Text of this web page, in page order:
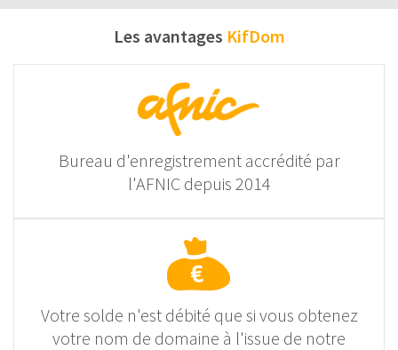
Les avantages KifDom
Bureau d'enregistrement accrédité par
l'AFNIC depuis 2014
Votre solde n'est débité que si vous obtenez
votre nom de domaine à l'issue de notre